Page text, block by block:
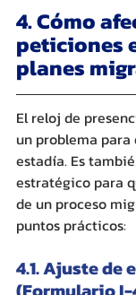
4. Cómo
peticiones
planes
El reloj de
un problema
estadía. Es
estratégico para
de un proceso
puntos prácticos:
4.1. Ajuste de